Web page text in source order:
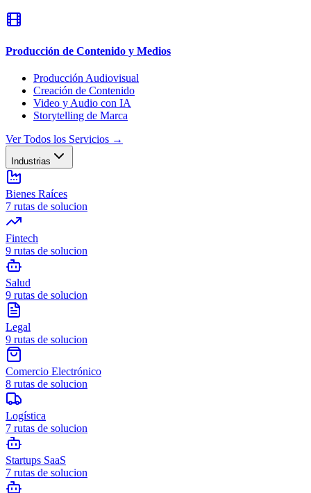
Producción de Contenido y Medios
Producción Audiovisual
Creación de Contenido
Video y Audio con IA
Storytelling de Marca
Ver Todos los Servicios →
Industrias
Bienes Raíces
7 rutas de solucion
Fintech
9 rutas de solucion
Salud
9 rutas de solucion
Legal
9 rutas de solucion
Comercio Electrónico
8 rutas de solucion
Logística
7 rutas de solucion
Startups SaaS
7 rutas de solucion